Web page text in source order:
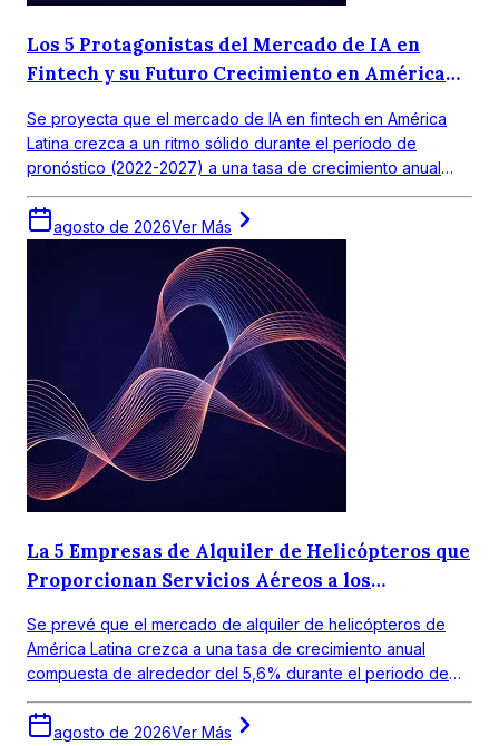
Los 5 Protagonistas del Mercado de IA en
Fintech y su Futuro Crecimiento en América
Se proyecta que el mercado de IA en fintech en América
Latina crezca a un ritmo sólido durante el período de
pronóstico (2022-2027) a una tasa de crecimiento anual
compuesta (CAGR) de 18,0%. El mercado objetivo en
América Latina obtuvo un valor de alrededor de USD 390
millones en 2021.
agosto de 2026Ver Más
La 5 Empresas de Alquiler de Helicópteros que
Proporcionan Servicios Aéreos a los
Se prevé que el mercado de alquiler de helicópteros de
América Latina crezca a una tasa de crecimiento anual
compuesta de alrededor del 5,6% durante el periodo de
pronóstico 2026-2035.
agosto de 2026Ver Más